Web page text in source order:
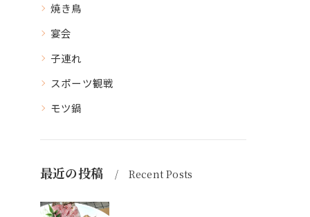
焼き鳥
宴会
子連れ
スポーツ観戦
モツ鍋
最近の投稿 Recent Posts